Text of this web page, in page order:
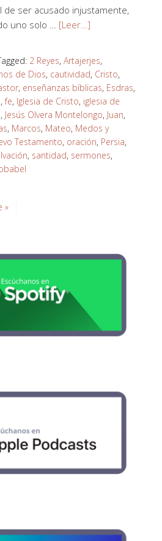
ser acusado injustamente,
uno solo … [Leer…]
2 Reyes, Artajerjes,
de Dios, cautividad, Cristo,
, enseñanzas bíblicas, Esdras,
,fe, Iglesia de Cristo, iglesia de
, Jesús Olvera Montelongo, Juan,
, Marcos, Mateo, Medos y
Testamento, oración, Persia,
, santidad, sermones,
»